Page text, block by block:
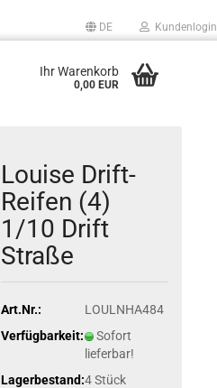
DE Kundenlogin
Ihr Warenkorb
0,00 EUR
Louise Drift-
Reifen (4)
1/10 Drift
Straße
Art.Nr.:
LOULNHA484
Verfügbarkeit:
Sofort
lieferbar!
Lagerbestand:4Stück